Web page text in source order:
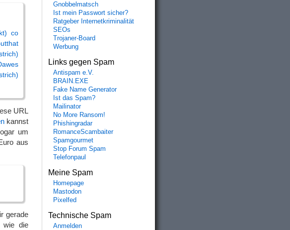
co
URL
kannst
um
aus
gerade
wie die
Gnobbelmatsch
Ist mein Passwort sicher?
Ratgeber Internetkriminalität
SEOs
Trojaner-Board
Werbung
Links gegen Spam
Antispam e.V.
BRAIN.EXE
Fake Name Generator
Ist das Spam?
Mailinator
No More Ransom!
Phishingradar
RomanceScambaiter
Spamgourmet
Stop Forum Spam
Telefonpaul
Meine Spam
Homepage
Mastodon
Pixelfed
Technische Spam
Anmelden